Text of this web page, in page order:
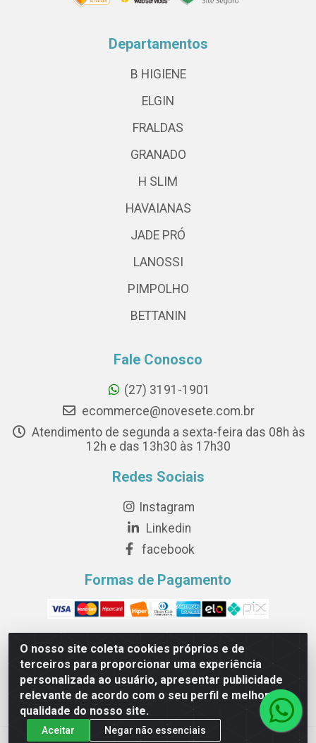
O nosso site coleta cookies próprios e de
terceiros para proporcionar uma experiência
personalizada ao usuário, apresentar publicidade
relevante de acordo com o seu perfil e melhorar a
qualidade do nosso site.
Aceitar Negar não essenciais
Departamentos
B HIGIENE
ELGIN
FRALDAS
GRANADO
H SLIM
HAVAIANAS
JADE PRÓ
LANOSSI
PIMPOLHO
BETTANIN
Fale Conosco
(27) 3191-1901
ecommerce@novesete.com.br
Atendimento de segunda a sexta-feira das 08h às
12h e das 13h30 às 17h30
Redes Sociais
Instagram
Linkedin
facebook
Formas de Pagamento
Novesete Distribuidora LTDA - Avenida Setecentos, S/N,
Terminal Intermodal da Serra, Serra/ES - CEP 29161-414 -
CNPJ 29.479.604/0001-44